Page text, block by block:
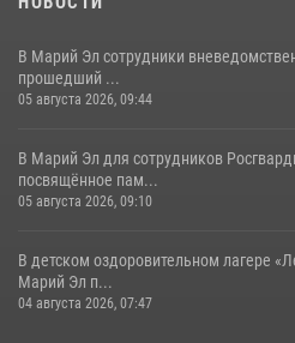
В Марий Эл сотрудники
прошедший ...
05 августа 2026, 09:44
В Марий Эл для сотрудников
посвящённое пам...
05 августа 2026, 09:10
В детском оздоровительном лагере
Марий Эл п...
04 августа 2026, 07:47